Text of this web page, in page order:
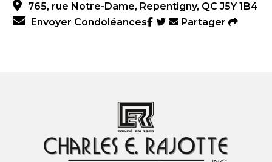
765, rue Notre-Dame, Repentigny, QC J5Y 1B4
Envoyer Condoléances
Partager